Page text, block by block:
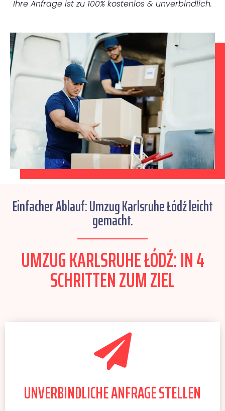
Ihre Anfrage ist zu 100% kostenlos & unverbindlich.
Einfacher Ablauf: Umzug Karlsruhe Łódź leicht
gemacht.
UMZUG KARLSRUHE ŁÓDŹ: IN 4
SCHRITTEN ZUM ZIEL
UNVERBINDLICHE ANFRAGE STELLEN